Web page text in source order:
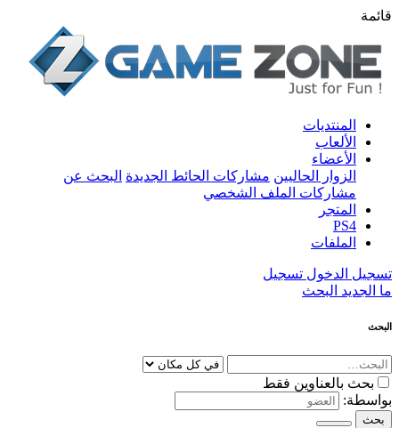
قائمة
المنتديات
الألعاب
الأعضاء
الزوار الحاليين مشاركات الحائط الجديدة البحث عن
مشاركات الملف الشخصي
المتجر
PS4
الملفات
تسجيل الدخول تسجيل
ما الجديد البحث
البحث
بحث بالعناوين فقط
بواسطة:
بحث